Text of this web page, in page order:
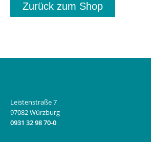
Zurück zum Shop
Leistenstraße 7
97082 Würzburg
0931 32 98 70-0